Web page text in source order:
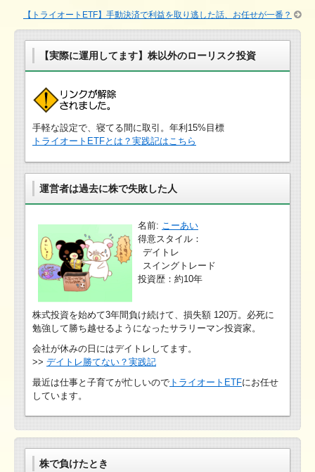
【トライオートETF】手動決済で利益を取り逃した話、お任せが一番？
【実際に運用してます】株以外のローリスク投資
手軽な設定で、寝てる間に取引。年利15%目標
トライオートETFとは？実践記はこちら
運営者は過去に株で失敗した人
名前: こーあい
得意スタイル：
デイトレ
スイングトレード
投資歴：約10年
株式投資を始めて3年間負け続けて、損失額 120万。必死に
勉強して勝ち越せるようになったサラリーマン投資家。
会社が休みの日にはデイトレしてます。
>> デイトレ勝てない？実践記
最近は仕事と子育てが忙しいので トライオートETFにお任せ
しています。
株で負けたとき